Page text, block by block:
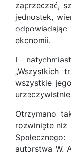
zaprzeczać,
jednostek,
odpowiadając
ekonomii.
I
„Wszystkich
wszystkie
Otrzymano
rozwinięte niż
autorstwa W.